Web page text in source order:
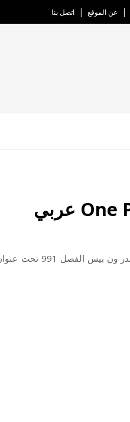
عن الموقع اتصل بنا